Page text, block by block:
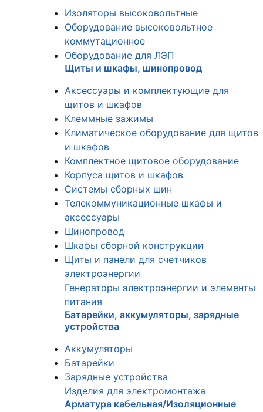
Изоляторы высоковольтные
Оборудование высоковольтное
коммутационное
Оборудование для ЛЭП
Щиты и шкафы, шинопровод
Аксессуары и комплектующие для
щитов и шкафов
Клеммные зажимы
Климатическое оборудование для щитов
и шкафов
Комплектное щитовое оборудование
Корпуса щитов и шкафов
Системы сборных шин
Телекоммуникационные шкафы и
аксессуары
Шинопровод
Шкафы сборной конструкции
Щиты и панели для счетчиков
электроэнергии
Генераторы электроэнергии и элементы
питания
Батарейки, аккумуляторы, зарядные
устройства
Аккумуляторы
Батарейки
Зарядные устройства
Изделия для электромонтажа
Арматура кабельная/Изоляционные